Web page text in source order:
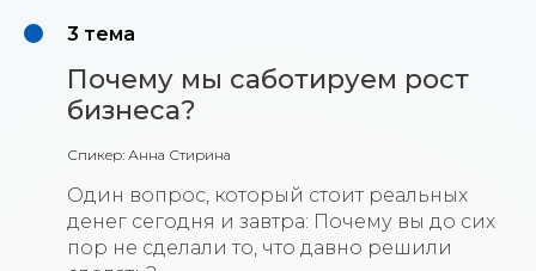
3 тема
Почему мы саботируем рост
бизнеса?
Спикер: Анна Стирина
Один вопрос, который стоит реальных
денег сегодня и завтра: Почему вы до сих
пор не сделали то, что давно решили